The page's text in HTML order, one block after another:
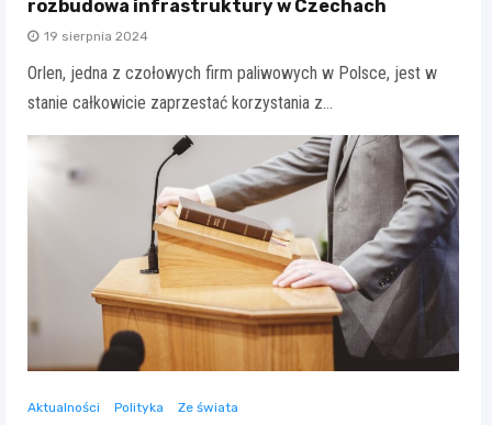
rozbudowa infrastruktury w Czechach
19 sierpnia 2024
Orlen, jedna z czołowych firm paliwowych w Polsce, jest w
stanie całkowicie zaprzestać korzystania z…
Aktualności Polityka Ze świata